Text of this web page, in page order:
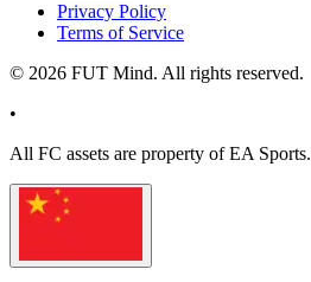
Privacy Policy
Terms of Service
© 2026 FUT Mind. All rights reserved.
•
All FC assets are property of EA Sports.